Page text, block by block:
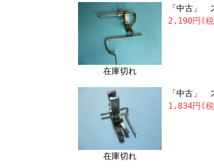
在庫切れ
「中古」
2,190円(
在庫切れ
「中古」
1,834円(